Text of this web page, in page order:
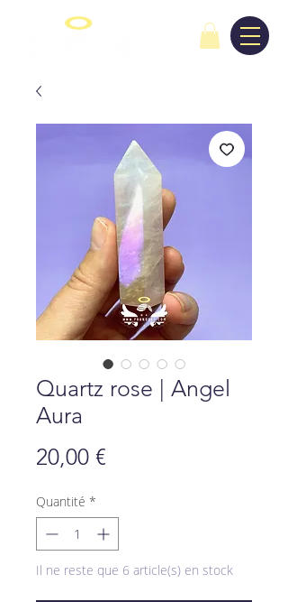
Quartz rose | Angel
Aura
20,00 €
Quantité *
Il ne reste que 6 article(s) en stock